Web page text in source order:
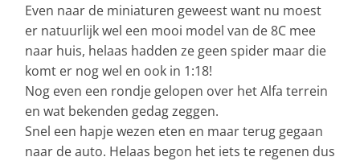
Even naar de miniaturen geweest want nu moest
er natuurlijk wel een mooi model van de 8C mee
naar huis, helaas hadden ze geen spider maar die
komt er nog wel en ook in 1:18!
Nog even een rondje gelopen over het Alfa terrein
en wat bekenden gedag zeggen.
Snel een hapje wezen eten en maar terug gegaan
naar de auto. Helaas begon het iets te regenen dus